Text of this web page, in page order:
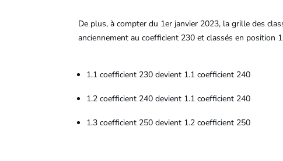
De plus, à compter du 1er janvier 2023, la grille des
anciennement au coefficient 230 et classés en position
1.1 coefficient 230 devient 1.1 coefficient 240
1.2 coefficient 240 devient 1.1 coefficient 240
1.3 coefficient 250 devient 1.2 coefficient 250